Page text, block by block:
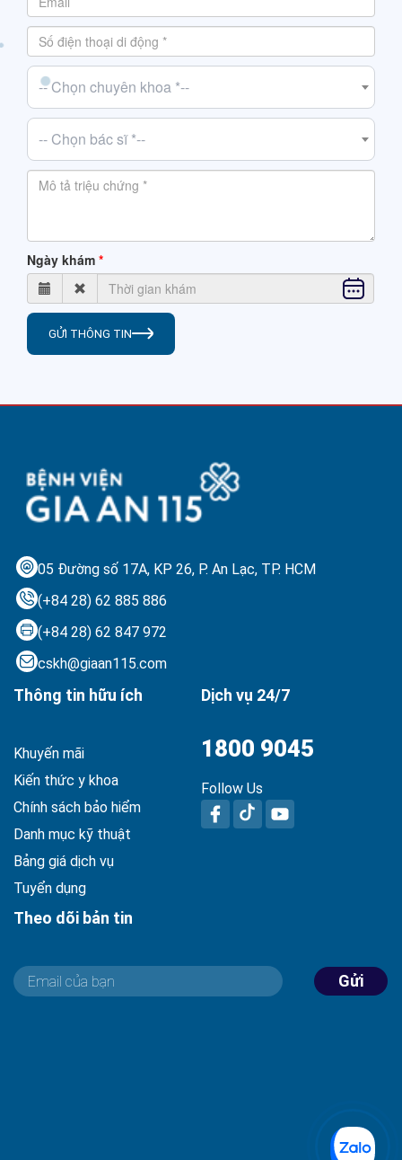
-- Chọn chuyên khoa *--
-- Chọn bác sĩ *--
Ngày khám
GỬI THÔNG TIN
05 Đường số 17A, KP 26, P. An Lạc, TP. HCM
(+84 28) 62 885 886
(+84 28) 62 847 972
cskh@giaan115.com
Thông tin hữu ích
Khuyến mãi
Kiến thức y khoa
Chính sách bảo hiểm
Danh mục kỹ thuật
Bảng giá dịch vụ
Tuyển dụng
Dịch vụ 24/7
1800 9045
Follow Us
Theo dõi bản tin
Gửi